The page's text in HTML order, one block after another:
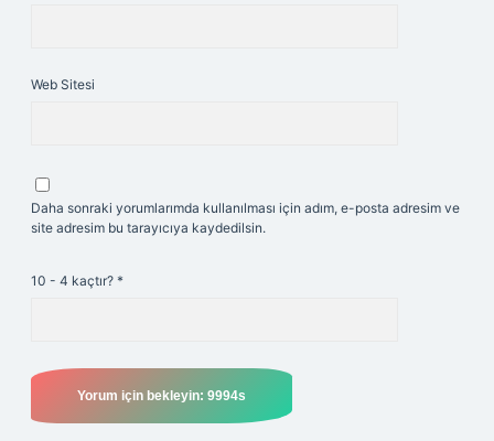
Web Sitesi
Daha sonraki yorumlarımda kullanılması için adım, e-posta adresim ve
site adresim bu tarayıcıya kaydedilsin.
10 - 4 kaçtır? *